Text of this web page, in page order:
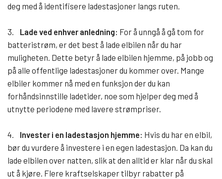
deg med å identifisere ladestasjoner langs ruten.
3. Lade ved enhver anledning: For å unngå å gå tom for
batteristrøm, er det best å lade elbilen når du har
muligheten. Dette betyr å lade elbilen hjemme, på jobb og
på alle offentlige ladestasjoner du kommer over. Mange
elbiler kommer nå med en funksjon der du kan
forhåndsinnstille ladetider, noe som hjelper deg med å
utnytte periodene med lavere strømpriser.
4. Invester i en ladestasjon hjemme: Hvis du har en elbil,
bør du vurdere å investere i en egen ladestasjon. Da kan du
lade elbilen over natten, slik at den alltid er klar når du skal
ut å kjøre. Flere kraftselskaper tilbyr rabatter på